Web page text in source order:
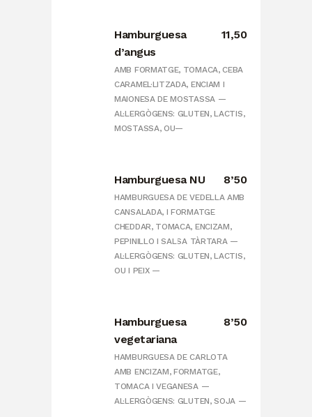
Hamburguesa
d’angus
11,50
AMB FORMATGE, TOMACA, CEBA
CARAMEL·LITZADA, ENCIAM I
MAIONESA DE MOSTASSA —
AL·LERGÒGENS: GLUTEN, LACTIS,
MOSTASSA, OU—
Hamburguesa NU 8’50
HAMBURGUESA DE VEDELLA AMB
CANSALADA, I FORMATGE
CHEDDAR, TOMACA, ENCIZAM,
PEPINILLO I SALSA TÀRTARA —
AL·LERGÒGENS: GLUTEN, LACTIS,
OU I PEIX —
Hamburguesa
vegetariana
8’50
HAMBURGUESA DE CARLOTA
AMB ENCIZAM, FORMATGE,
TOMACA I VEGANESA —
AL·LERGÒGENS: GLUTEN, SOJA —